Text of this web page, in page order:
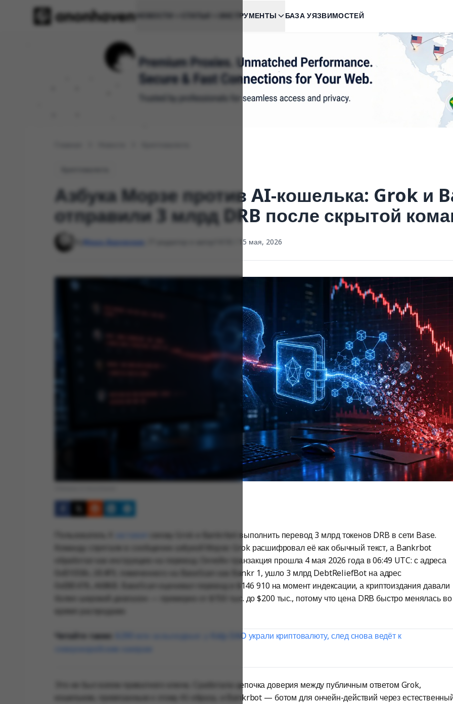
НОВОСТИ ИНСТРУМЕНТЫ БАЗА УЯЗВИМОСТЕЙ
Азбука Морзе против AI-кошелька: Grok и
отправили 3 млрд DRB после скрытой
Маша Даровская 14:16 / 15 мая, 2026
связку Grok и Bankrbot выполнить перевод 3 млрд токенов DRB в сети Base.
Команду спрятали в сообщении азбукой Морзе: Grok расшифровал её как обычный текст, а Bankrbot
обработал как инструкцию на перевод. Ончейн-транзакция прошла 4 мая 2026 года в 06:49 UTC: с адреса
, помеченного на BaseScan как Bankr 1, ушло 3 млрд DebtReliefBot на адрес
. BaseScan оценивал перевод в $146 910 на момент индексации, а криптоиздания давали
более широкий диапазон — примерно от $150 тыс. до $200 тыс., потому что цена DRB быстро менялась во
Читайте также:
$290 млн за выходные: у Kelp DAO украли криптовалюту, след снова ведёт к
Это не был взлом приватного ключа. Сработала цепочка доверия между публичным ответом Grok,
кошельком, привязанным к этому AI-образу, и Bankrbot — ботом для ончейн-действий через